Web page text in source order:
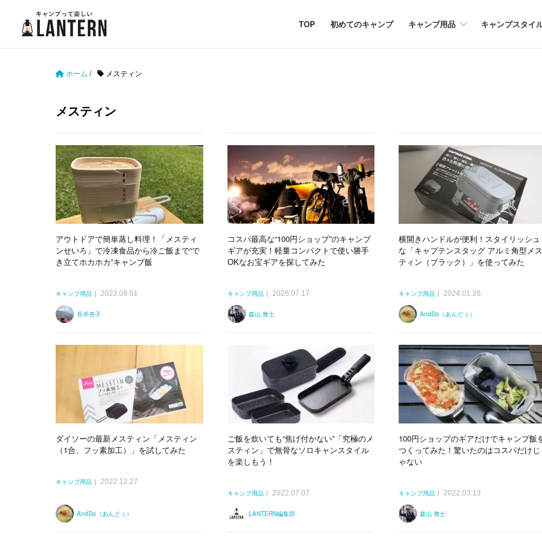
TOP 初めてのキャンプ キャンプ用品 キャンプスタイ
ホーム / メスティン
メスティン
アウトドアで簡単蒸し料理！「メスティ
ンせいろ」で冷凍食品から冷ご飯まで“で
き立てホカホカ”キャンプ飯
キャンプ用品 2023.08.01
長井杏子
コスパ最高な“100円ショップ”のキャンプ
ギアが充実！軽量コンパクトで使い勝手
OKなお宝ギアを探してみた
キャンプ用品 2026.07.17
森山 敦士
横開きハンドルが便利！スタイリッシュ
な「キャプテンスタッグ アルミ角型メ
ティン（ブラック）」を使ってみた
キャンプ用品 2024.01.26
AndDo（あんどぅ）
ダイソーの最新メスティン「メスティン
（1合、フッ素加工）」を試してみた
キャンプ用品 2022.12.27
AndDo（あんどぅ）
ご飯を炊いても“焦げ付かない”「究極のメ
スティン」で無骨なソロキャンスタイル
を楽しもう！
キャンプ用品 2022.07.07
LANTERN編集部
100円ショップのギアだけでキャンプ飯
つくってみた！驚いたのはコスパだけじ
ゃない
キャンプ用品 2022.03.13
森山 敦士